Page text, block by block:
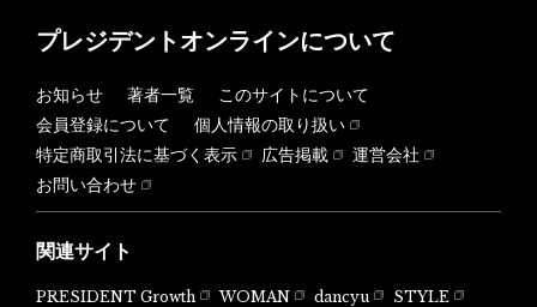
プレジデントオンラインについて
お知らせ 著者一覧
このサイトについて
会員登録について
個人情報の取り扱い
特定商取引法に基づく表示
広告掲載
運営会社
お問い合わせ
関連サイト
PRESIDENT Growth WOMAN dancyu
STYLE